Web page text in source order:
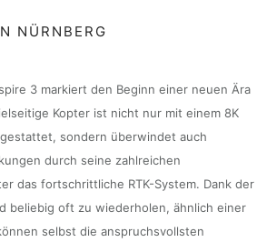
NÜRNBERG
3 markiert den Beginn einer neuen Ära
Kopter ist nicht nur mit einem 8K
sondern überwindet auch
durch seine zahlreichen
das fortschrittliche RTK-System. Dank der
beliebig oft zu wiederholen, ähnlich einer
selbst die anspruchsvollsten